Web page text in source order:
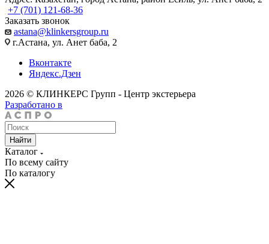
+7 (701) 121-68-36
Заказать звонок
astana@klinkersgroup.ru
г.Астана, ул. Анет баба, 2
Вконтакте
Яндекс.Дзен
2026 © КЛИНКЕРС Групп - Центр экстерьера
Разработано в
Найти
Каталог
По всему сайту
По каталогу